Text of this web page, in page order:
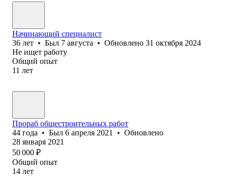
Начинающий специалист
36 лет • Был 7 августа • Обновлено 31 октября 2024
Не ищет работу
Общий опыт
11 лет
Прораб общестроительных работ
44 года • Был 6 апреля 2021 • Обновлено
28 января 2021
50 000 ₽
Общий опыт
14 лет